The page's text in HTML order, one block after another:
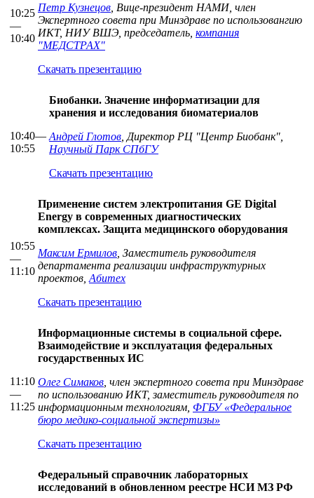
10:25
—
10:40
Петр Кузнецов , Вице-президент НАМИ, член
Экспертного совета при Минздраве по использовангию
ИКТ, НИУ ВШЭ, председатель, компания
"МЕДСТРАХ"
Скачать презентацию
10:40—
10:55
Биобанки. Значение информатизации для
хранения и исследования биоматериалов
Андрей Глотов , Директор РЦ "Центр Биобанк",
Научный Парк СПбГУ
Скачать презентацию
10:55
—
11:10
Применение систем электропитания GE Digital
Energy в современных диагностических
комплексах. Защита медицинского оборудования
Максим Ермилов , Заместитель руководителя
департамента реализации инфраструктурных
проектов, Абитех
Скачать презентацию
11:10
—
11:25
Информационные системы в социальной сфере.
Взаимодействие и эксплуатация федеральных
государственных ИС
Олег Симаков , член экспертного совета при Минздраве
по использованию ИКТ, заместитель руководителя по
информационным технологиям, ФГБУ «Федеральное
бюро медико-социальной экспертизы»
Скачать презентацию
Федеральный справочник лабораторных
исследований в обновленном реестре НСИ МЗ РФ